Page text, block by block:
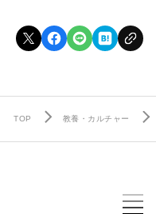
TOP 教養・カルチャー